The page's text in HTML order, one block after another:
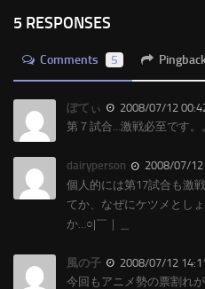
5 RESPONSES
Comments 5
ぽてぃ
2008/07/12
第７試合…激戦必至です。
dairyperson
2008/07/12
個人的には第17試合も激
てか、なぜにケツメとし
か…○|￣｜＿
風の子
2008/07/12
今回もアニメ勢の票割れ